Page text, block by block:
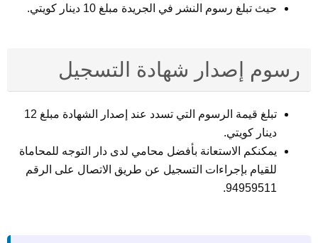
حيث تبلغ رسوم النشر في الجريدة مبلغ 10 دينار كويتي.
رسوم إصدار شهادة التسجيل
تبلغ قيمة الرسوم التي تسدد عند إصدار الشهادة مبلغ 12
دينار كويتي.
يمكنكم الاستعانة بأفضل محامي لدى دار التوجه للمحاماة
للقيام بإجراءات التسجيل عن طريق الاتصال على الرقم
94959511.